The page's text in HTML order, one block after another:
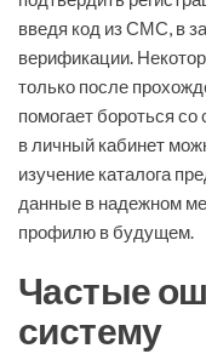
введя код из СМС, в
верификации.
только после
помогает бороться
в личный кабинет
изучение каталога
данные в надежном
профилю в будущем.
Частые
систему